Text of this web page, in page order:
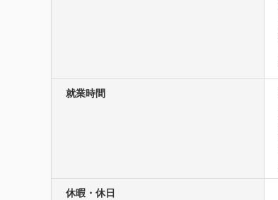
就業時間
休暇・休日